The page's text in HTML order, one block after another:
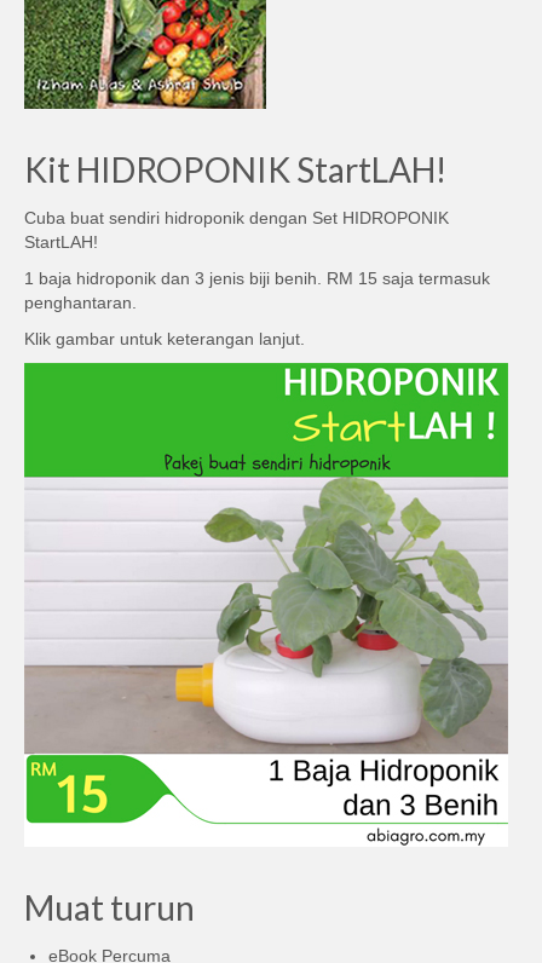
Kit HIDROPONIK StartLAH!
Cuba buat sendiri hidroponik dengan Set HIDROPONIK
StartLAH!
1 baja hidroponik dan 3 jenis biji benih. RM 15 saja termasuk
penghantaran.
Klik gambar untuk keterangan lanjut.
Muat turun
eBook Percuma